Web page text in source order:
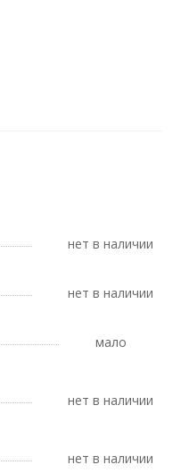
Нет в наличии
Нет в наличии
Мало
Нет в наличии
Нет в наличии